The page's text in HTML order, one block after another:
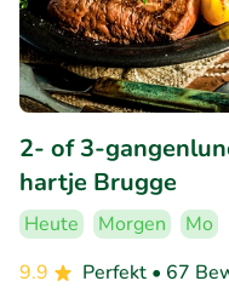
2- of 3-
hartje Brugge
Heute Morgen
Mo
9.9
Perfekt • 67